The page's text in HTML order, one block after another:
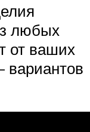
любых
от ваших
вариантов